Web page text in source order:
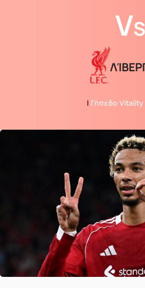
VS
| Γήπεδο